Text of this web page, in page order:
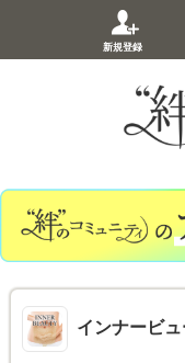
新規登録
インナービ